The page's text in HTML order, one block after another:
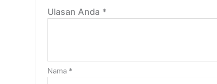
Ulasan Anda *
Nama *